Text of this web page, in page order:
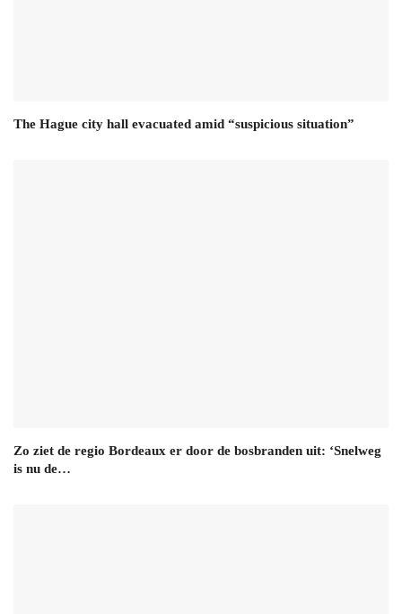
The Hague city hall evacuated amid “suspicious situation”
Zo ziet de regio Bordeaux er door de bosbranden uit: ‘Snelweg
is nu de…